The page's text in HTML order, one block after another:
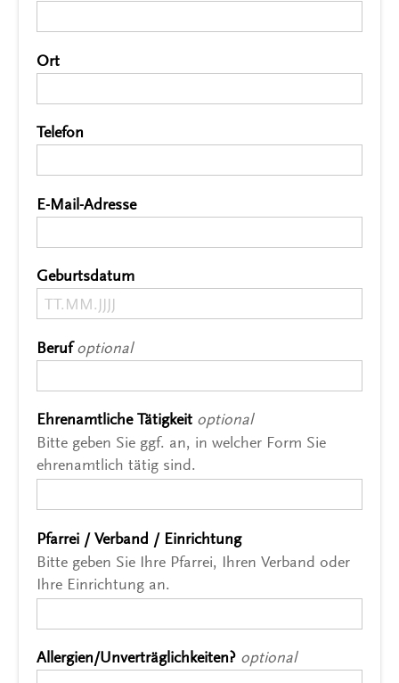
Ort
Telefon
E-Mail-Adresse*
Geburtsdatum
Berufoptional
Ehrenamtliche Tätigkeit optional
Bitte geben Sie ggf. an, in welcher Form Sie
ehrenamtlich tätig sind.
Pfarrei / Verband / Einrichtung*
Bitte geben Sie Ihre Pfarrei, Ihren Verband oder
Ihre Einrichtung an.
Allergien/Unverträglichkeiten? optional